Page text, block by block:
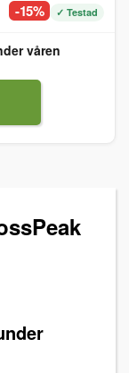
-15% ✓ Testad
våren